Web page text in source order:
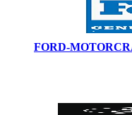
FORD-